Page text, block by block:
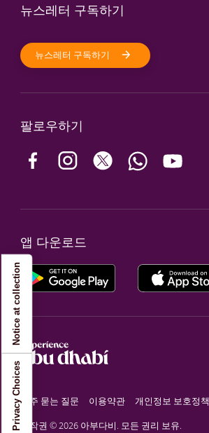
뉴스레터 구독하기
뉴스레터 구독하기
팔로우하기
앱 다운로드
자주 묻는 질문 이용약관 개인정보 보호정책
저작권 © 2026 아부다비. 모든 권리 보유.
Your Privacy Choices
Notice at collection